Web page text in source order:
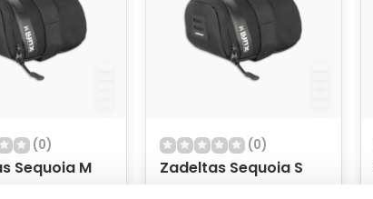
(0)
Sequoia M
(0)
Zadeltas Sequoia S